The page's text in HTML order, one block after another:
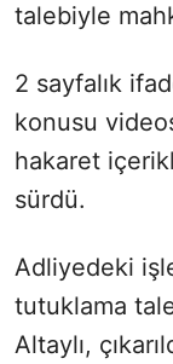
talebiyle
2 sayfalık
konusu
hakaret
sürdü.
Adliyedeki
tutuklama
Altaylı,